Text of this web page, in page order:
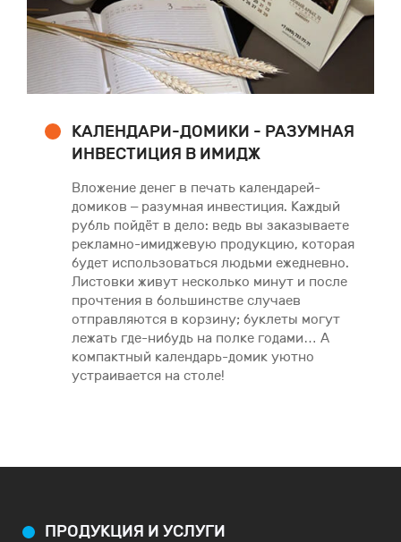
КАЛЕНДАРИ-ДОМИКИ - РАЗУМНАЯ
ИНВЕСТИЦИЯ В ИМИДЖ
Вложение денег в печать календарей-
домиков – разумная инвестиция. Каждый
рубль пойдёт в дело: ведь вы заказываете
рекламно-имиджевую продукцию, которая
будет использоваться людьми ежедневно.
Листовки живут несколько минут и после
прочтения в большинстве случаев
отправляются в корзину; буклеты могут
лежать где-нибудь на полке годами… А
компактный календарь-домик уютно
устраивается на столе!
ПРОДУКЦИЯ И УСЛУГИ